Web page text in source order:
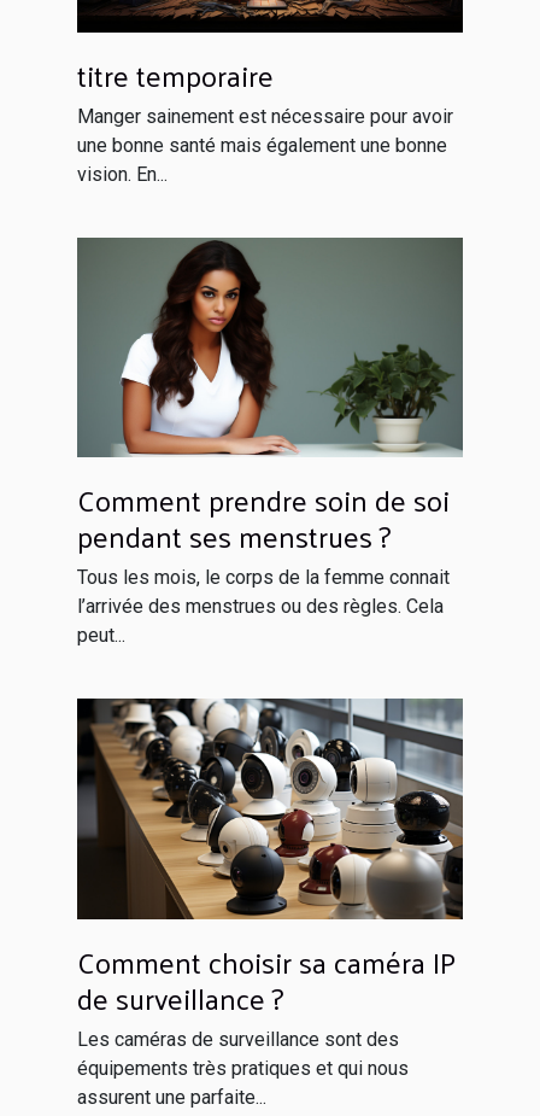
titre temporaire
Manger sainement est nécessaire pour avoir
une bonne santé mais également une bonne
vision. En...
Comment prendre soin de soi
pendant ses menstrues ?
Tous les mois, le corps de la femme connait
l’arrivée des menstrues ou des règles. Cela
peut...
Comment choisir sa caméra IP
de surveillance ?
Les caméras de surveillance sont des
équipements très pratiques et qui nous
assurent une parfaite...